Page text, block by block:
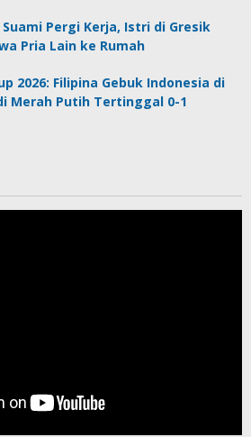
Pergi Kerja, Istri di Gresik
Pria Lain ke Rumah
2026: Filipina Gebuk Indonesia di
Merah Putih Tertinggal 0-1